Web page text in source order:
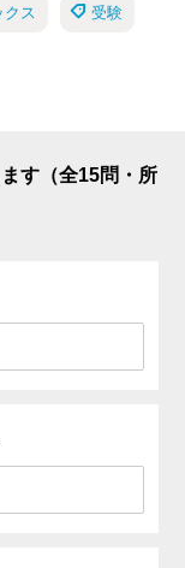
クス 受験
す（全15問・所